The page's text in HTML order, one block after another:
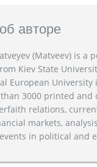
об авторе
(Matveev) is a
Kiev State
European
3000 printed
relations,
markets,
in political and